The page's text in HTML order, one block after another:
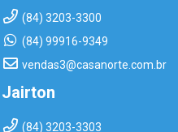
(84) 3203-3300
(84) 99916-9349
vendas3@casanorte.com.br
Jairton
(84) 3203-3303